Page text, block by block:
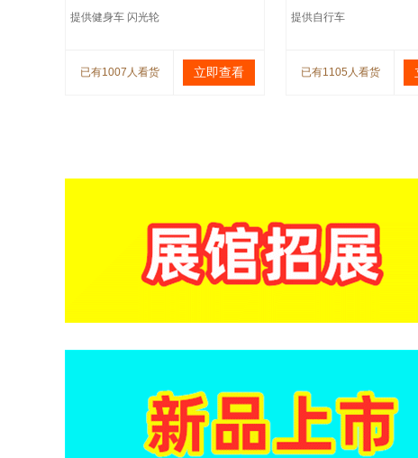
提供健身车 闪光轮
已有1007人看货 立即查看
提供自行车
已有1105人看货